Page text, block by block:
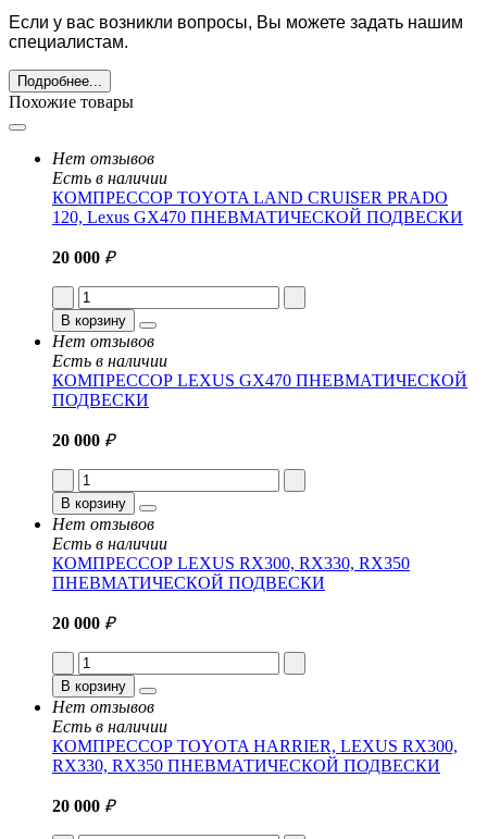
Если у вас возникли вопросы, Вы можете задать нашим
специалистам.
Подробнее...
Похожие товары
Нет отзывов
Есть в наличии
КОМПРЕССОР TOYOTA LAND CRUISER PRADO
120, Lexus GX470 ПНЕВМАТИЧЕСКОЙ ПОДВЕСКИ
20 000 ₽
В корзину
Нет отзывов
Есть в наличии
КОМПРЕССОР LEXUS GX470 ПНЕВМАТИЧЕСКОЙ
ПОДВЕСКИ
20 000 ₽
В корзину
Нет отзывов
Есть в наличии
КОМПРЕССОР LEXUS RX300, RX330, RX350
ПНЕВМАТИЧЕСКОЙ ПОДВЕСКИ
20 000 ₽
В корзину
Нет отзывов
Есть в наличии
КОМПРЕССОР TOYOTA HARRIER, LEXUS RX300,
RX330, RX350 ПНЕВМАТИЧЕСКОЙ ПОДВЕСКИ
20 000 ₽